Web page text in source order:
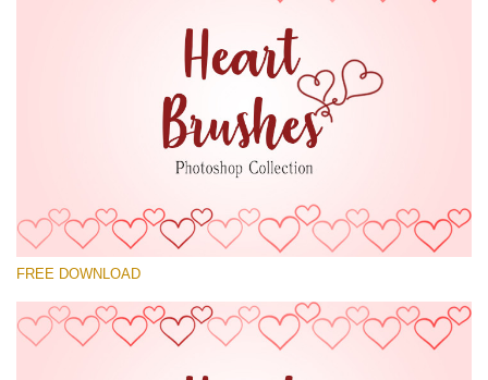
Выберите Вариант
Hearts Brushes
FREE DOWNLOAD